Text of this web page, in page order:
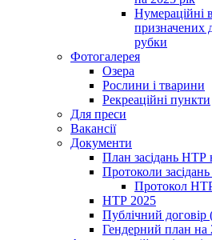
Нумераційні
призначених
рубки
Фотогалерея
Озера
Рослини і тварини
Рекреаційні пункти
Для преси
Вакансії
Документи
План засідань НТР
Протоколи
Протокол
НТР 2025
Публічний договір
Гендерний план на